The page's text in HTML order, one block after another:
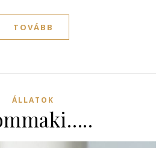
TOVÁBB
ÁLLATOK